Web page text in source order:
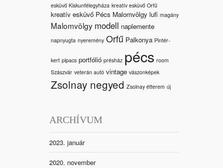
esküvő Kiskunfélegyháza kreatív esküvő Orfű
kreatív esküvő Pécs Malomvölgy lufi magány
Malomvölgy modell naplemente
napnyugta nyeremény Orfű Palkonya Pintér-
kert pipacs portfólió présház pécs room
Szászvár veterán autó vintage vászonképek
Zsolnay negyed Zsolnay étterem új
ARCHÍVUM
2023. január
2020. november